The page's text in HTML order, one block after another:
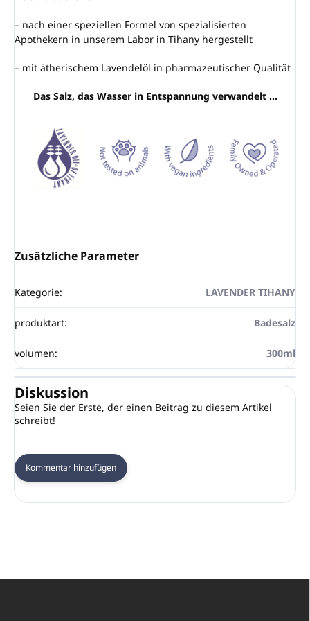
– nach einer speziellen Formel von spezialisierten
Apothekern in unserem Labor in Tihany hergestellt
– mit ätherischem Lavendelöl in pharmazeutischer Qualität
Das Salz, das Wasser in Entspannung verwandelt …
Zusätzliche Parameter
Kategorie: LAVENDER TIHANY
produktart: Badesalz
volumen: 300ml
Diskussion
Seien Sie der Erste, der einen Beitrag zu diesem Artikel
schreibt!
Kommentar hinzufügen